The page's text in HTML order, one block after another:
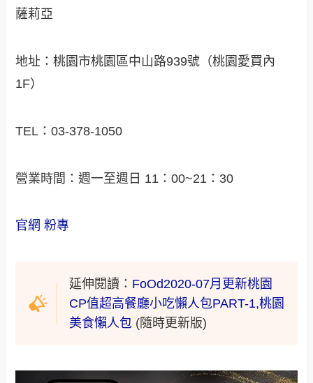
薩莉亞
地址：桃園市桃園區中山路939號（桃園愛買內
1F）
TEL：03-378-1050
營業時間：週一至週日 11：00~21：30
官網 粉專
延伸閱讀： FoOd2020-07月更新桃園
CP值超高餐廳小吃懶人包PART-1,桃園
美食懶人包(隨時更新版)